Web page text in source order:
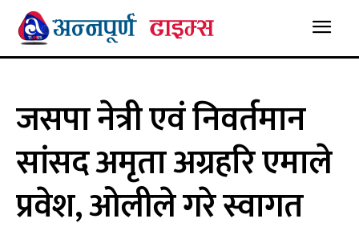
जसपा नेत्री एवं निवर्तमान
सांसद अमृता अग्रहरि एमाले
प्रवेश, ओलीले गरे स्वागत